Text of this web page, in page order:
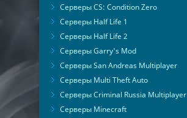
Серверы CS: Condition Zero
Серверы Half Life 1
Серверы Half Life 2
Серверы Garry's Mod
Серверы San Andreas Multiplayer
Серверы Multi Theft Auto
Серверы Criminal Russia Multiplayer
Серверы Minecraft